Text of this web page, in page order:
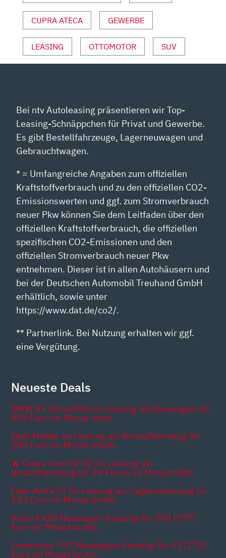
CUPRA ATECA GEWERBE
LEASING OTTOMOTOR SUV
Bei ntv Autoleasing präsentieren wir Top-
Leasing-Schnäppchen für Privat und Gewerbe.
Es gibt Bestellfahrzeuge, Lagerneuwagen und
Gebrauchtwagen.
* = Umfangreiche Angaben zum offiziellen
Kraftstoffverbrauch und zu den offiziellen CO2-
Emissionswerten und ggf. zum Stromverbrauch
neuer Pkw können Sie dem Leitfaden über den
offiziellen Kraftstoffverbrauch, die offiziellen
spezifischen CO2-Emissionen und den
offiziellen Stromverbrauch neuer Pkw
entnehmen. Dieser ist in allen Autohäusern und
bei der Deutschen Automobil Treuhand GmbH
erhältlich, sowie unter
https://www.dat.de/co2/.
** Partnerlink. Bei Nutzung erhalten wir ggf.
eine Vergütung.
Neueste Deals
BMW X3 xDrive40d im Leasing als Neuwagen ab
485 Euro im Monat netto
Opel Mokka im Leasing als Vorlauffahrzeug für
200 Euro im Monat brutto
🔥 Cupra Leon ST VZ im Leasing als
Vorlauffahrzeug für 199 Euro im Monat netto
Opel Astra ST im Leasing als Tageszulassung für
135 Euro im Monat brutto
Volvo EX30 Neuwagen-Leasing für 258 [397]
Euro im Monat brutto
Leapmotor T03 Neuwagen-Leasing für 62 [173]
Euro im Monat brutto